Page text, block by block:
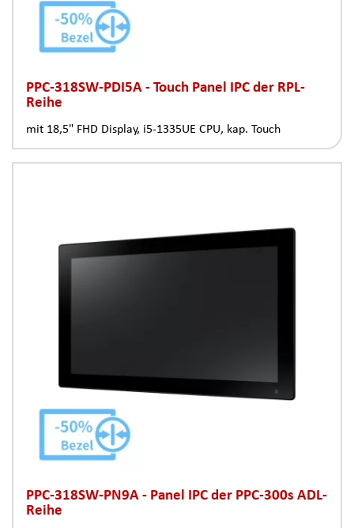
PPC-318SW-PDI5A - Touch Panel IPC der RPL-
Reihe
mit 18,5" FHD Display, i5-1335UE CPU, kap. Touch
PPC-318SW-PN9A - Panel IPC der PPC-300s ADL-
Reihe